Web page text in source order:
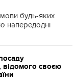
будь-яких
напередодні
своєю